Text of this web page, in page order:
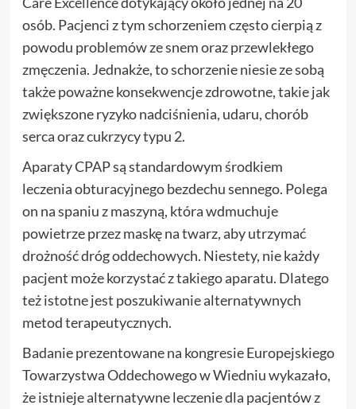
osób. Pacjenci z tym schorzeniem często cierpią z
powodu problemów ze snem oraz przewlekłego
zmęczenia. Jednakże, to schorzenie niesie ze sobą
także poważne konsekwencje zdrowotne, takie jak
zwiększone ryzyko nadciśnienia, udaru, chorób
serca oraz cukrzycy typu 2.
Aparaty CPAP są standardowym środkiem
leczenia obturacyjnego bezdechu sennego. Polega
on na spaniu z maszyną, która wdmuchuje
powietrze przez maskę na twarz, aby utrzymać
drożność dróg oddechowych. Niestety, nie każdy
pacjent może korzystać z takiego aparatu. Dlatego
też istotne jest poszukiwanie alternatywnych
metod terapeutycznych.
Badanie prezentowane na kongresie Europejskiego
Towarzystwa Oddechowego w Wiedniu wykazało,
że istnieje alternatywne leczenie dla pacjentów z